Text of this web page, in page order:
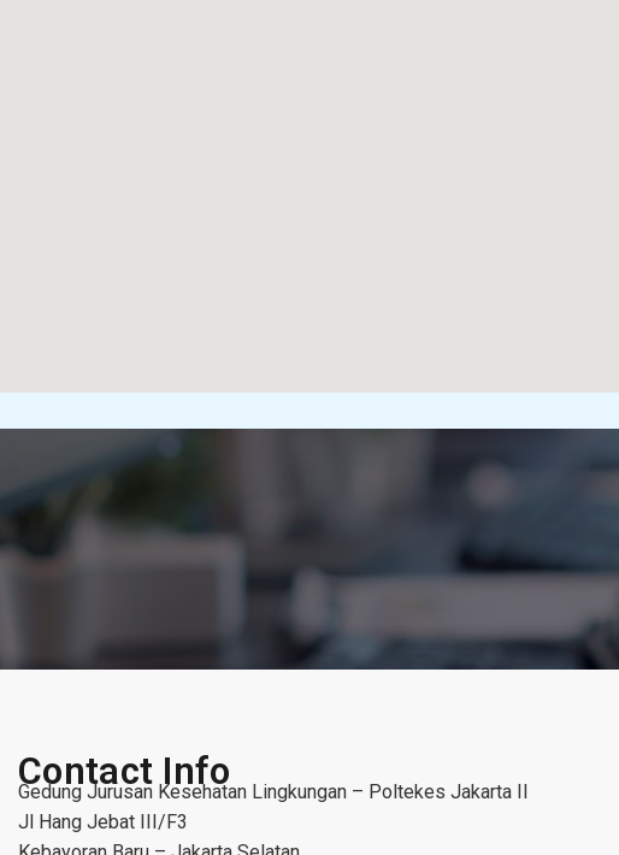
Contact Info
Gedung Jurusan Kesehatan Lingkungan – Poltekes Jakarta II
Jl Hang Jebat III/F3